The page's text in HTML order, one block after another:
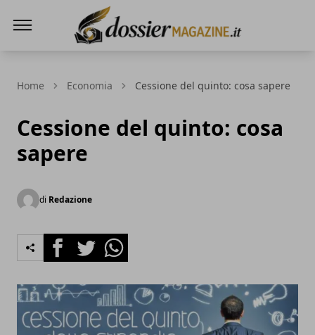
Home Economia Cessione del quinto: cosa sapere
Cessione del quinto: cosa
sapere
di Redazione
FacebookTwitterWhatsapp